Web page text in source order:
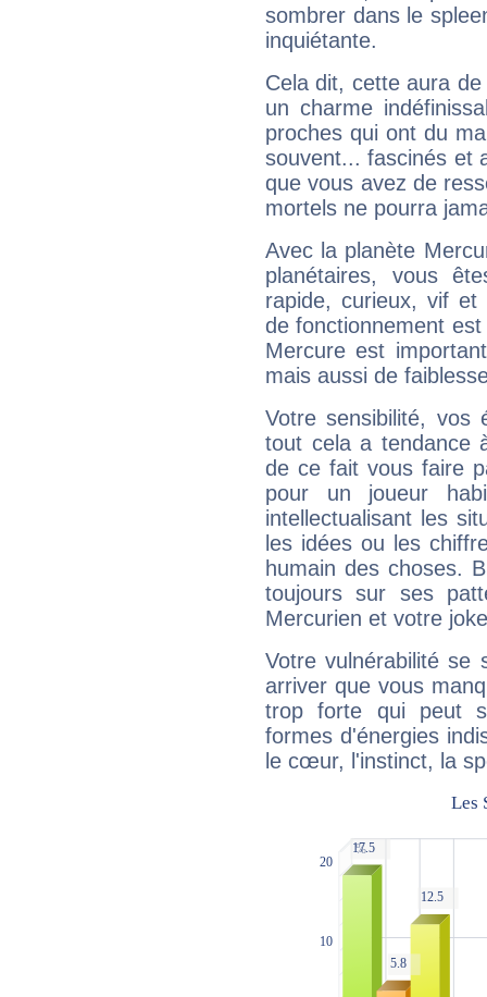
sombrer dans le
inquiétante.
Cela dit, cette aura
un charme
proches qui ont du
souvent... fascinés et
que vous avez de
mortels ne pourra
Avec la planète
planétaires, vous
rapide, curieux, vif et
de fonctionnement
Mercure est
mais aussi de
Votre sensibilité,
tout cela a tendance
de ce fait vous faire
pour un joueur
intellectualisant les
les idées ou les
humain des choses.
toujours sur ses
Mercurien et votre
Votre vulnérabilité se
arriver que vous
trop forte qui peut
formes d'énergies
le cœur, l'instinct, la